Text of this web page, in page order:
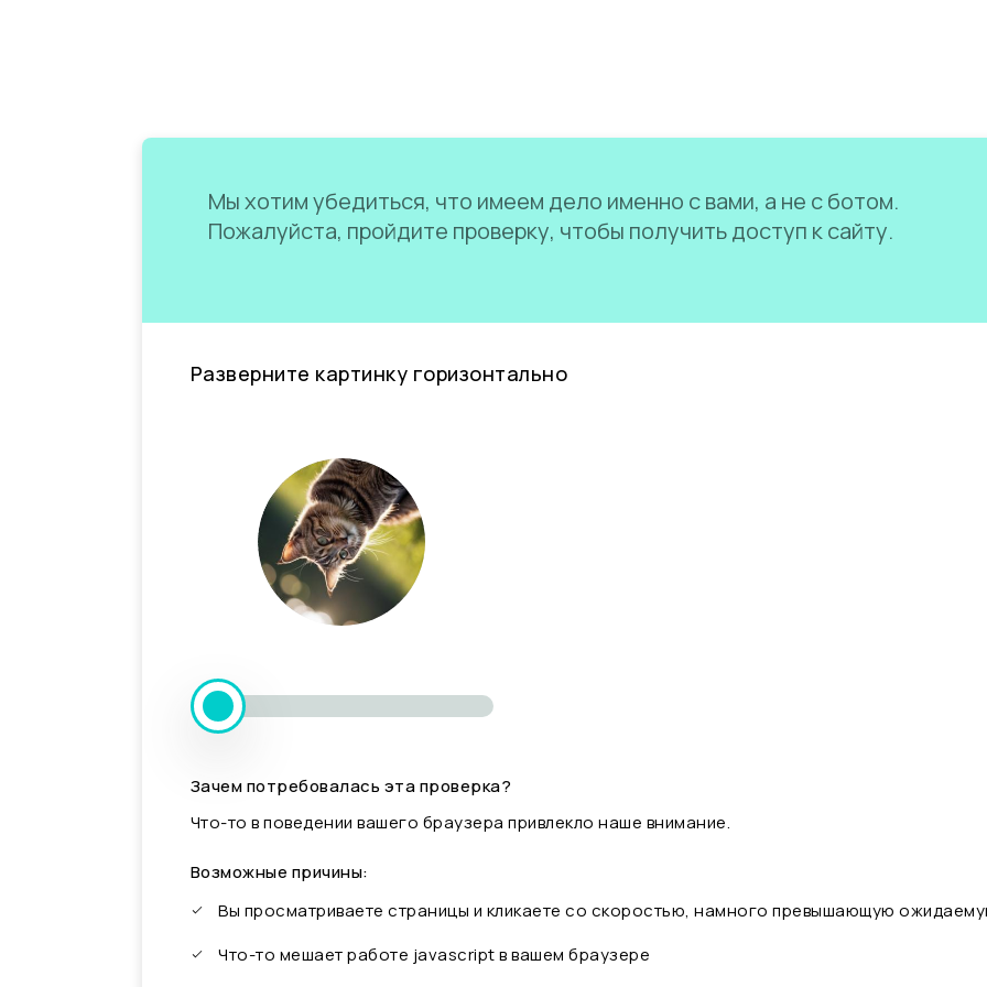
Мы хотим убедиться, что имеем дело именно с вами, а не с ботом.
Пожалуйста, пройдите проверку, чтобы получить доступ к сайту.
Разверните картинку горизонтально
Зачем потребовалась эта проверка?
Что-то в поведении вашего браузера привлекло наше внимание.
Возможные причины:
Вы просматриваете страницы и кликаете со скоростью, намного превышающую
Что-то мешает работе javascript в вашем браузере